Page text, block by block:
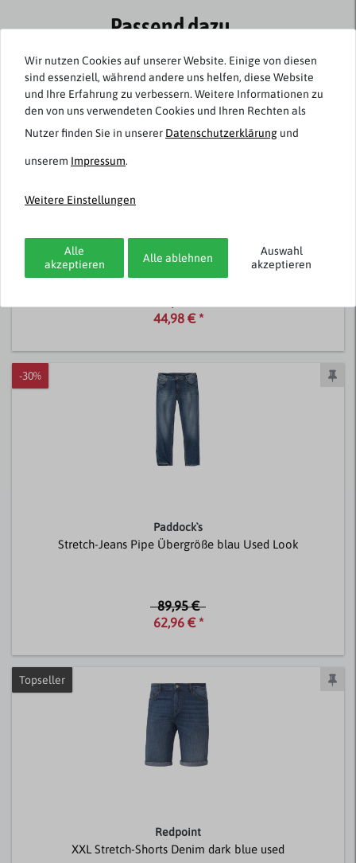
Passend dazu
-50%
Modische Stretch-Jeans Übergröße blue black
44,98 € *
-30%
Paddock`s
Stretch-Jeans Pipe Übergröße blau Used Look
89,95 €
62,96 € *
Topseller
Redpoint
XXL Stretch-Shorts Denim dark blue used
Wir nutzen Cookies auf unserer Website. Einige von diesen
sind essenziell, während andere uns helfen, diese Website
und Ihre Erfahrung zu verbessern. Weitere Informationen zu
den von uns verwendeten Cookies und Ihren Rechten als
Nutzer finden Sie in unserer Daten­schutz­erklärung und
unserem Impressum.
Weitere Einstellungen
Alle
akzeptieren
Alle ablehnen
Auswahl
akzeptieren